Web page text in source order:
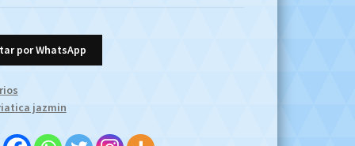
por WhatsApp
jazmin